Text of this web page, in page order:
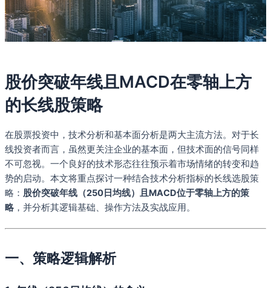
股价突破年线且MACD在零轴上方
的长线股策略
在股票投资中，技术分析和基本面分析是两大主流方法。对于长
线投资者而言，虽然更关注企业的基本面，但技术面的信号同样
不可忽视。一个良好的技术形态往往预示着市场情绪的转变和趋
势的启动。本文将重点探讨一种结合技术分析指标的长线选股策
略： 股价突破年线（250日均线）且MACD位于零轴上方的策
略 ，并分析其逻辑基础、操作方法及实战应用。
一、策略逻辑解析